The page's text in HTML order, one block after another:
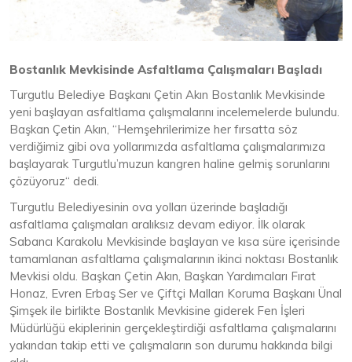
Bostanlık Mevkisinde Asfaltlama Çalışmaları Başladı
Turgutlu Belediye Başkanı Çetin Akın Bostanlık Mevkisinde
yeni başlayan asfaltlama çalışmalarını incelemelerde bulundu.
Başkan Çetin Akın, “Hemşehrilerimize her fırsatta söz
verdiğimiz gibi ova yollarımızda asfaltlama çalışmalarımıza
başlayarak Turgutlu’muzun kangren haline gelmiş sorunlarını
çözüyoruz“ dedi.
Turgutlu Belediyesinin ova yolları üzerinde başladığı
asfaltlama çalışmaları aralıksız devam ediyor. İlk olarak
Sabancı Karakolu Mevkisinde başlayan ve kısa süre içerisinde
tamamlanan asfaltlama çalışmalarının ikinci noktası Bostanlık
Mevkisi oldu. Başkan Çetin Akın, Başkan Yardımcıları Fırat
Honaz, Evren Erbaş Ser ve Çiftçi Malları Koruma Başkanı Ünal
Şimşek ile birlikte Bostanlık Mevkisine giderek Fen İşleri
Müdürlüğü ekiplerinin gerçekleştirdiği asfaltlama çalışmalarını
yakından takip etti ve çalışmaların son durumu hakkında bilgi